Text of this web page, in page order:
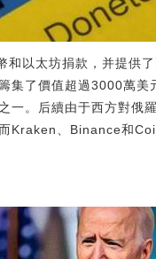
以太坊捐款，并提供
集了價值超過3000萬
一。后續由于西方對俄
Kraken、Binance和